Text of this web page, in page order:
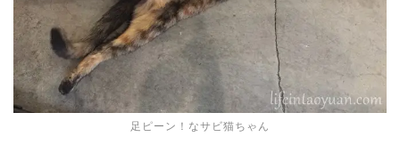
足ピーン！なサビ猫ちゃん